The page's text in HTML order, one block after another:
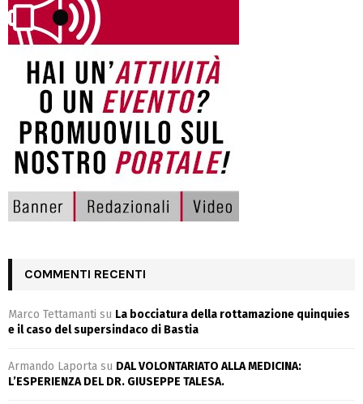
COMMENTI RECENTI
Marco Tettamanti su La bocciatura della rottamazione quinquies
e il caso del supersindaco di Bastia
Armando Laporta su DAL VOLONTARIATO ALLA MEDICINA:
L’ESPERIENZA DEL DR. GIUSEPPE TALESA.